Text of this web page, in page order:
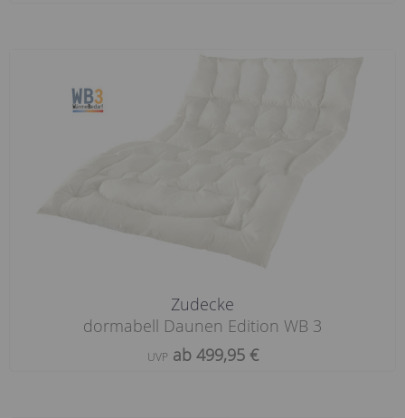
Zudecke
dormabell Daunen Edition WB 3
UVPab 499,95 €